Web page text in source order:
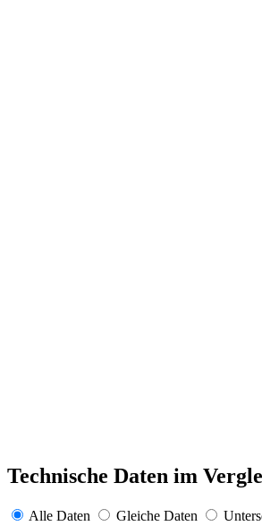
Technische Daten im
Alle Daten Gleiche Daten